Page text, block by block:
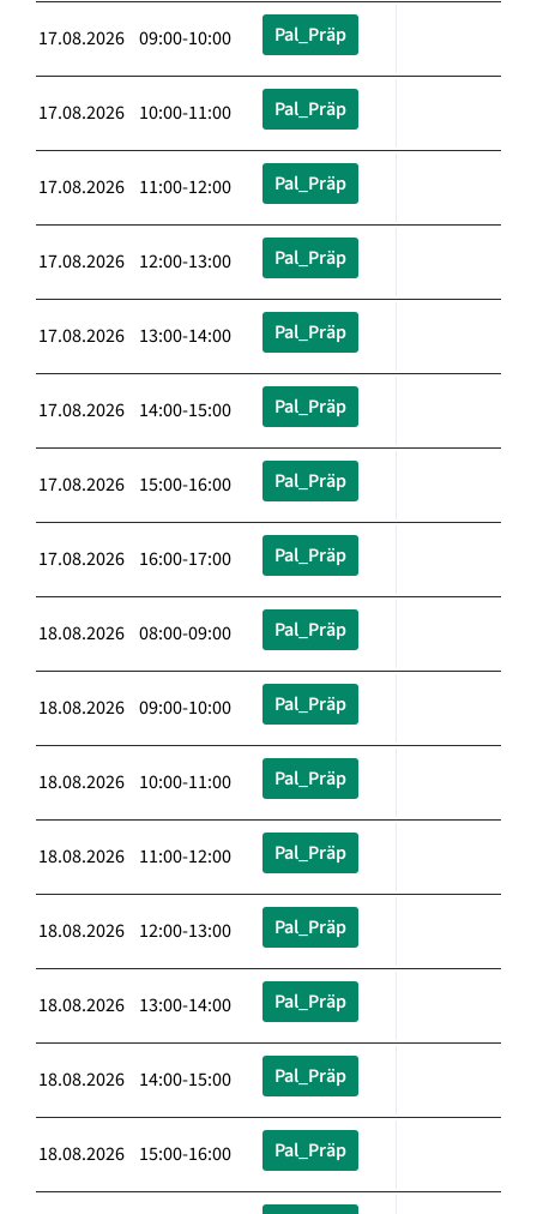
17.08.2026 09:00-10:00 Pal_Präp
17.08.2026 10:00-11:00 Pal_Präp
17.08.2026 11:00-12:00 Pal_Präp
17.08.2026 12:00-13:00 Pal_Präp
17.08.2026 13:00-14:00 Pal_Präp
17.08.2026 14:00-15:00 Pal_Präp
17.08.2026 15:00-16:00 Pal_Präp
17.08.2026 16:00-17:00 Pal_Präp
18.08.2026 08:00-09:00 Pal_Präp
18.08.2026 09:00-10:00 Pal_Präp
18.08.2026 10:00-11:00 Pal_Präp
18.08.2026 11:00-12:00 Pal_Präp
18.08.2026 12:00-13:00 Pal_Präp
18.08.2026 13:00-14:00 Pal_Präp
18.08.2026 14:00-15:00 Pal_Präp
18.08.2026 15:00-16:00 Pal_Präp